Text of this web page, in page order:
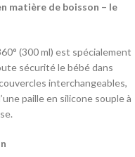
matière de boisson – le
(300 ml) est spécialement
sécurité le bébé dans
interchangeables,
paille en silicone souple à